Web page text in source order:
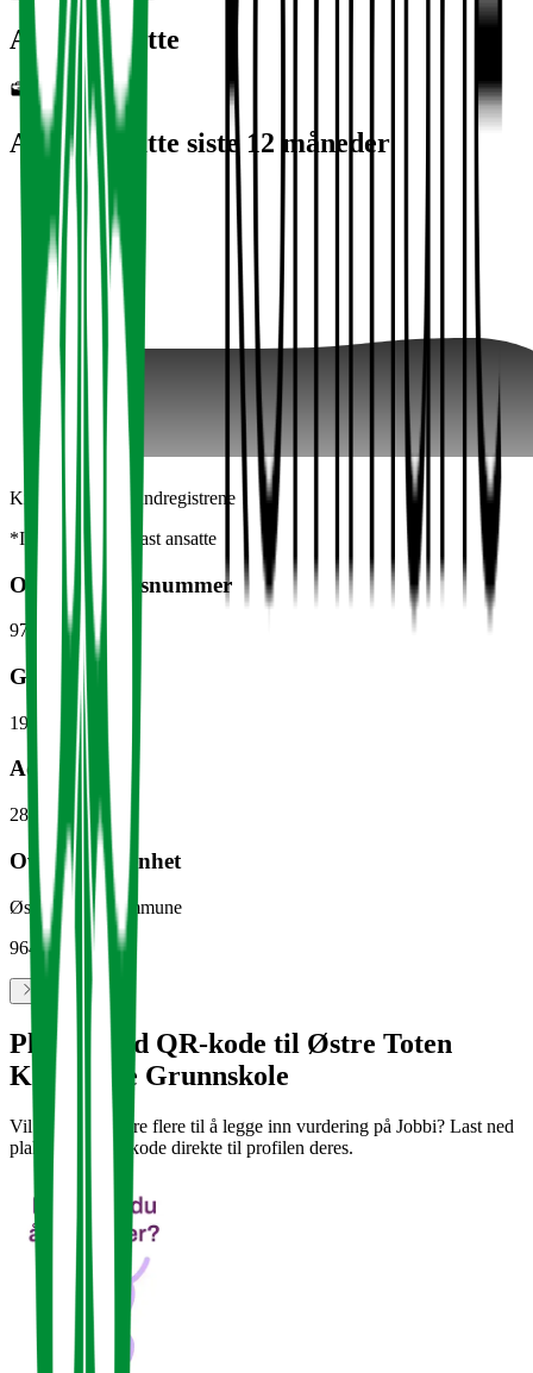
Antall ansatte
472
Antall ansatte siste 12 måneder
Kilde: Brønnøysundregistrene
*Inkluderer kun fast ansatte
Organisasjonsnummer
974 635 917
Grunnlagt
1969
Adresse
2850 Lena
Overordnet enhet
Østre Toten Kommune
964 949 859
Plakat med QR-kode til Østre Toten
Kommune Grunnskole
Vil dere oppfordre flere til å legge inn vurdering på Jobbi? Last ned
plakat med QR-kode direkte til profilen deres.